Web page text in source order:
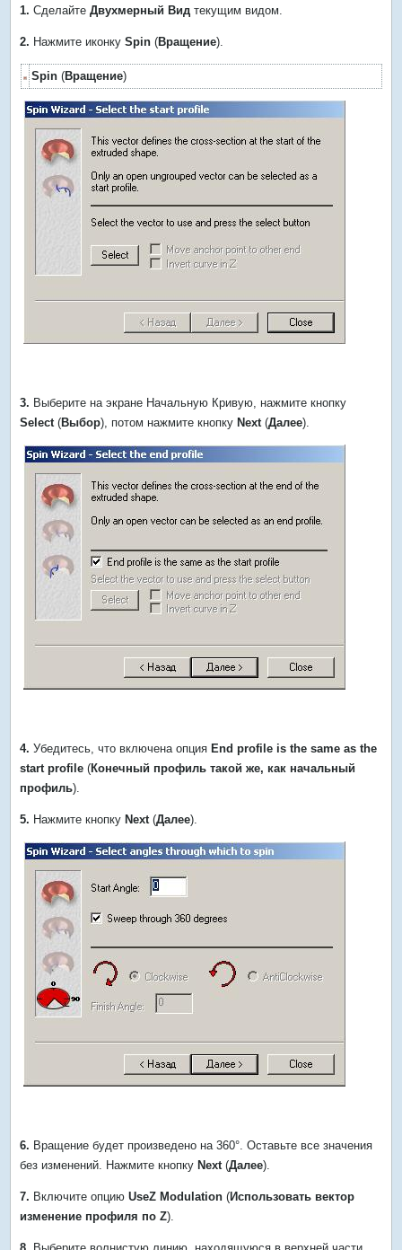
1. СделайтеДвухмерный Вид текущим видом.
2. Нажмите иконкуSpin(Вращение).
Spin(Вращение)
3. Выберите на экране Начальную Кривую, нажмите кнопку
Select (Выбор), потом нажмите кнопкуNext (Далее).
4. Убедитесь, что включена опцияEnd profile is the same as the
start profile (Конечный профиль такой же, как начальный
профиль).
5. Нажмите кнопкуNext(Далее).
6. Вращение будет произведено на 360°. Оставьте все значения
без изменений. Нажмите кнопкуNext(Далее).
7. Включите опциюUseZ Modulation (Использовать вектор
изменение профиля по Z).